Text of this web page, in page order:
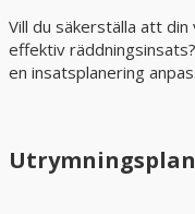
Vill du säkerställa att
effektiv
en insatsplanering